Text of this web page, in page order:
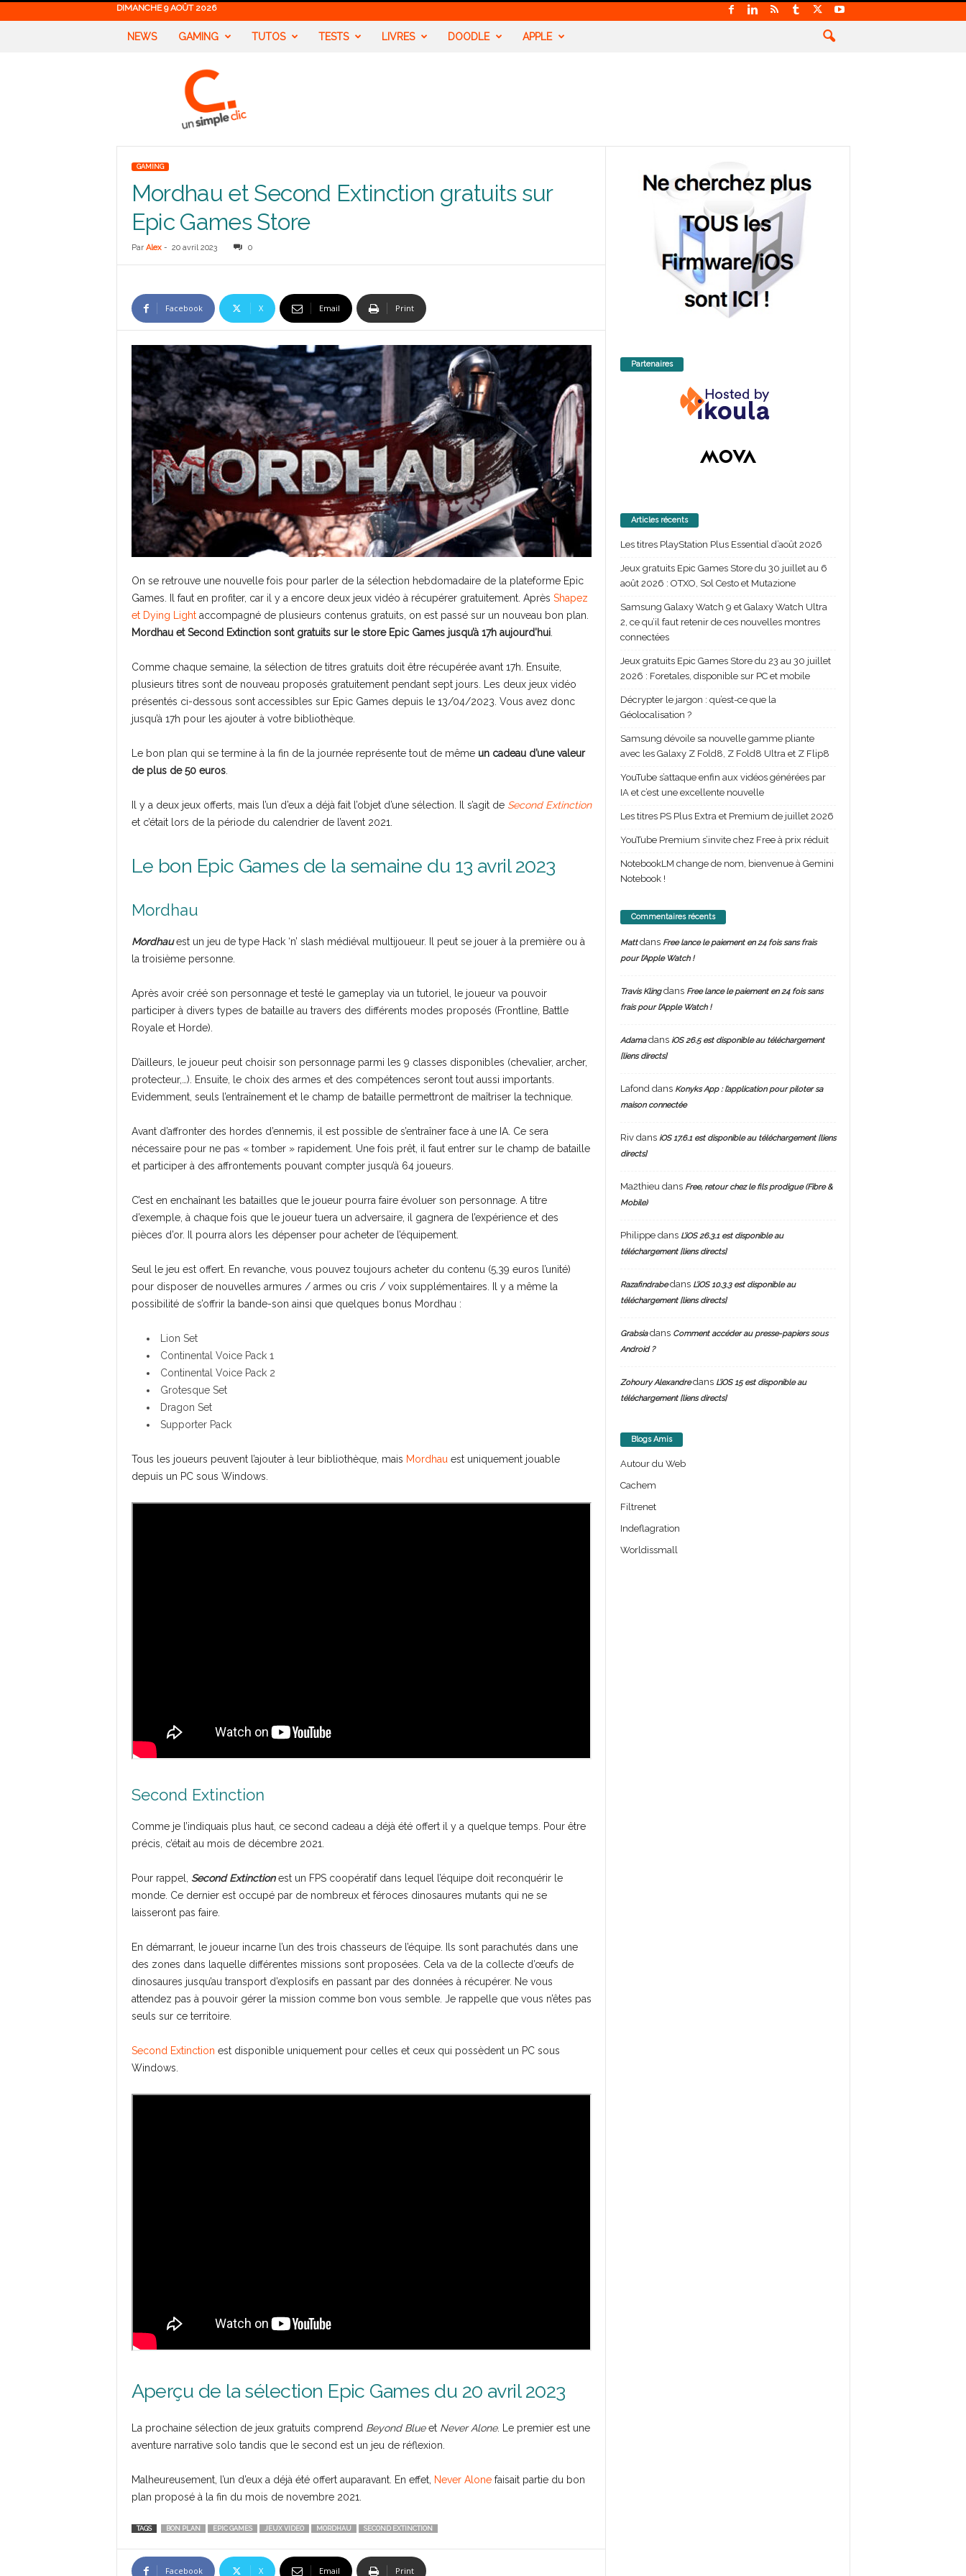
DIMANCHE 9 AOÛT 2026
NEWS GAMING TUTOS TESTS LIVRES DOODLE APPLE
GAMING
Mordhau et Second Extinction gratuits sur
Epic Games Store
Par Alex- 20 avril 2023 0
Facebook X Email Print
On se retrouve une nouvelle fois pour parler de la sélection hebdomadaire de la plateforme Epic
Games. Il faut en profiter, car il y a encore deux jeux vidéo à récupérer gratuitement. Après Shapez
et Dying Lightaccompagné de plusieurs contenus gratuits, on est passé sur un nouveau bon plan.
Mordhau et Second Extinction sont gratuits sur le store Epic Games jusqu’à 17h aujourd’hui.
Comme chaque semaine, la sélection de titres gratuits doit être récupérée avant 17h. Ensuite,
plusieurs titres sont de nouveau proposés gratuitement pendant sept jours. Les deux jeux vidéo
présentés ci-dessous sont accessibles sur Epic Games depuis le 13/04/2023. Vous avez donc
jusqu’à 17h pour les ajouter à votre bibliothèque.
Le bon plan qui se termine à la fin de la journée représente tout de même un cadeau d’une valeur
de plus de 50 euros.
Il y a deux jeux offerts, mais l’un d’eux a déjà fait l’objet d’une sélection. Il s’agit de Second Extinction
et c’était lors de la période du calendrier de l’avent 2021.
Le bon Epic Games de la semaine du 13 avril 2023
Mordhau
Mordhauest un jeu de type Hack ‘n’ slash médiéval multijoueur. Il peut se jouer à la première ou à
la troisième personne.
Après avoir créé son personnage et testé le gameplay via un tutoriel, le joueur va pouvoir
participer à divers types de bataille au travers des différents modes proposés (Frontline, Battle
Royale et Horde).
D’ailleurs, le joueur peut choisir son personnage parmi les 9 classes disponibles (chevalier, archer,
protecteur,…). Ensuite, le choix des armes et des compétences seront tout aussi importants.
Evidemment, seuls l’entraînement et le champ de bataille permettront de maîtriser la technique.
Avant d’affronter des hordes d’ennemis, il est possible de s’entraîner face à une IA. Ce sera
nécessaire pour ne pas « tomber » rapidement. Une fois prêt, il faut entrer sur le champ de bataille
et participer à des affrontements pouvant compter jusqu’à 64 joueurs.
C’est en enchaînant les batailles que le joueur pourra faire évoluer son personnage. A titre
d’exemple, à chaque fois que le joueur tuera un adversaire, il gagnera de l’expérience et des
pièces d’or. Il pourra alors les dépenser pour acheter de l’équipement.
Seul le jeu est offert. En revanche, vous pouvez toujours acheter du contenu (5,39 euros l’unité)
pour disposer de nouvelles armures / armes ou cris / voix supplémentaires. Il y a même la
possibilité de s’offrir la bande-son ainsi que quelques bonus Mordhau :
Lion Set
Continental Voice Pack 1
Continental Voice Pack 2
Grotesque Set
Dragon Set
Supporter Pack
Tous les joueurs peuvent l’ajouter à leur bibliothèque, mais Mordhau est uniquement jouable
depuis un PC sous Windows.
Second Extinction
Comme je l’indiquais plus haut, ce second cadeau a déjà été offert il y a quelque temps. Pour être
précis, c’était au mois de décembre 2021.
Pour rappel, Second Extinctionest un FPS coopératif dans lequel l’équipe doit reconquérir le
monde. Ce dernier est occupé par de nombreux et féroces dinosaures mutants qui ne se
laisseront pas faire.
En démarrant, le joueur incarne l’un des trois chasseurs de l’équipe. Ils sont parachutés dans une
des zones dans laquelle différentes missions sont proposées. Cela va de la collecte d’œufs de
dinosaures jusqu’au transport d’explosifs en passant par des données à récupérer. Ne vous
attendez pas à pouvoir gérer la mission comme bon vous semble. Je rappelle que vous n’êtes pas
seuls sur ce territoire.
Second Extinction est disponible uniquement pour celles et ceux qui possèdent un PC sous
Windows.
Aperçu de la sélection Epic Games du 20 avril 2023
La prochaine sélection de jeux gratuits comprend Beyond Blueet Never Alone. Le premier est une
aventure narrative solo tandis que le second est un jeu de réflexion.
Malheureusement, l’un d’eux a déjà été offert auparavant. En effet, Never Alonefaisait partie du bon
plan proposé à la fin du mois de novembre 2021.
TAGS BON PLAN EPIC GAMES JEUX VIDEO MORDHAU SECOND EXTINCTION
Facebook X Email Print
Partenaires
Articles récents
Les titres PlayStation Plus Essential d’août 2026
Jeux gratuits Epic Games Store du 30 juillet au 6
août 2026 : OTXO, Sol Cesto et Mutazione
Samsung Galaxy Watch 9 et Galaxy Watch Ultra
2, ce qu’il faut retenir de ces nouvelles montres
connectées
Jeux gratuits Epic Games Store du 23 au 30 juillet
2026 : Foretales, disponible sur PC et mobile
Décrypter le jargon : qu’est-ce que la
Géolocalisation ?
Samsung dévoile sa nouvelle gamme pliante
avec les Galaxy Z Fold8, Z Fold8 Ultra et Z Flip8
YouTube s’attaque enfin aux vidéos générées par
IA et c’est une excellente nouvelle
Les titres PS Plus Extra et Premium de juillet 2026
YouTube Premium s’invite chez Free à prix réduit
NotebookLM change de nom, bienvenue à Gemini
Notebook !
Commentaires récents
Mattdans Free lance le paiement en 24 fois sans frais
pour l’Apple Watch !
Travis Klingdans Free lance le paiement en 24 fois sans
frais pour l’Apple Watch !
Adamadans iOS 26.5 est disponible au téléchargement
[liens directs]
Lafond dans Konyks App : l’application pour piloter sa
maison connectée
Rivdans iOS 17.6.1 est disponible au téléchargement [liens
directs]
Ma2thieu dans Free, retour chez le fils prodigue (Fibre &
Mobile)
Philippedans L’iOS 26.3.1 est disponible au
téléchargement [liens directs]
Razafindrabedans L’iOS 10.3.3 est disponible au
téléchargement [liens directs]
Grabsiadans Comment accéder au presse-papiers sous
Android ?
Zohoury Alexandredans L’iOS 15 est disponible au
téléchargement [liens directs]
Blogs Amis
Autour du Web
Cachem
Filtrenet
Indeflagration
Worldissmall